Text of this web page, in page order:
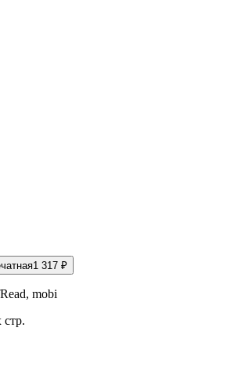
1 317 ₽
mobi